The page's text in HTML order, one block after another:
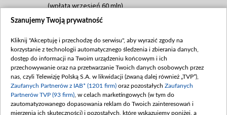
(wpłata wrzesień 60 mln)
Dofinansowanie 635 783 051,21 PLN
(wpłata wrzesień 100 mln, październik 350
mln, listopad 265 mln)
Dofinansowanie 48 862 000,00 PLN
Data podpisania umowy: GRUDZIEŃ 2025
(wpłata grudzień 60,548 mln)
Dofinansowanie 900 000 000,00 PLN
Szanujemy Twoją prywatność
Kliknij "Akceptuję i przechodzę do serwisu", aby wyrazić zgody na
korzystanie z technologii automatycznego śledzenia i zbierania danych,
dostęp do informacji na Twoim urządzeniu końcowym i ich
przechowywanie oraz na przetwarzanie Twoich danych osobowych przez
nas, czyli Telewizję Polską S.A. w likwidacji (zwaną dalej również „TVP”),
Zaufanych Partnerów z IAB* (1201 firm) oraz pozostałych Zaufanych
Partnerów TVP (93 firm) , w celach marketingowych (w tym do
zautomatyzowanego dopasowania reklam do Twoich zainteresowań i
mierzenia ich skuteczności) i pozostałych, które wskazujemy poniżej, a